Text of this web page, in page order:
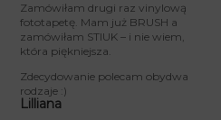
Zamówiłam drugi raz vinylową
fototapetę. Mam już BRUSH a
zamówiłam STIUK – i nie wiem,
która piękniejsza.
Zdecydowanie polecam obydwa
rodzaje :)
Lilliana